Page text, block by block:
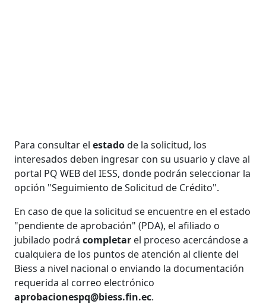
Para consultar elestadode la solicitud, los
interesados deben ingresar con su usuario y clave al
portal PQ WEB del IESS, donde podrán seleccionar la
opción "Seguimiento de Solicitud de Crédito".
En caso de que la solicitud se encuentre en el estado
"pendiente de aprobación" (PDA), el afiliado o
jubilado podrácompletar el proceso acercándose a
cualquiera de los puntos de atención al cliente del
Biess a nivel nacional o enviando la documentación
requerida al correo electrónico
aprobacionespq@biess.fin.ec.